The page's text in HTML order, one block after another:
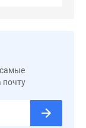
почту